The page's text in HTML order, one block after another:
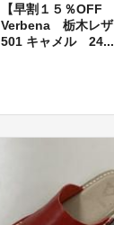
【早割１５％OFF
Verbena 栃木レザ
501 キャメル 24...